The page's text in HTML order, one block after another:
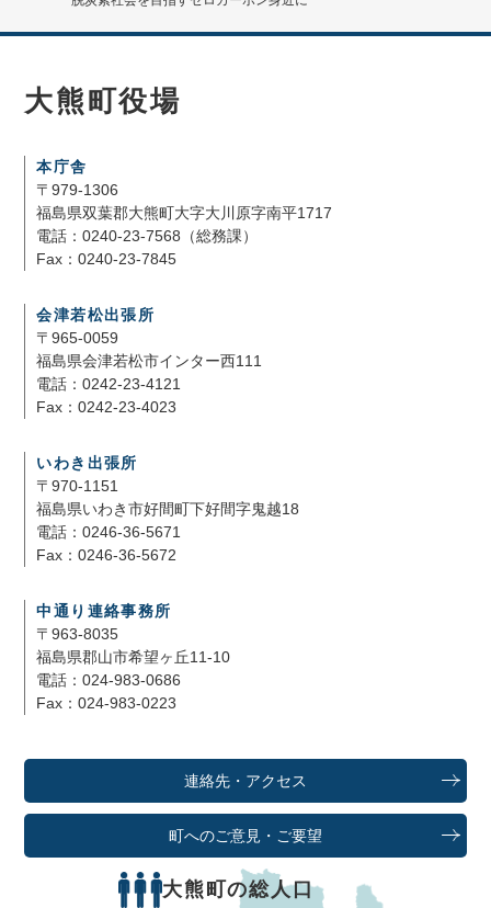
大熊町役場
本庁舎
〒979-1306
福島県双葉郡大熊町大字大川原字南平1717
電話：0240-23-7568（総務課）
Fax：0240-23-7845
会津若松出張所
〒965-0059
福島県会津若松市インター西111
電話：0242-23-4121
Fax：0242-23-4023
いわき出張所
〒970-1151
福島県いわき市好間町下好間字鬼越18
電話：0246-36-5671
Fax：0246-36-5672
中通り連絡事務所
〒963-8035
福島県郡山市希望ヶ丘11-10
電話：024-983-0686
Fax：024-983-0223
連絡先・アクセス
町へのご意見・ご要望
大熊町の総人口